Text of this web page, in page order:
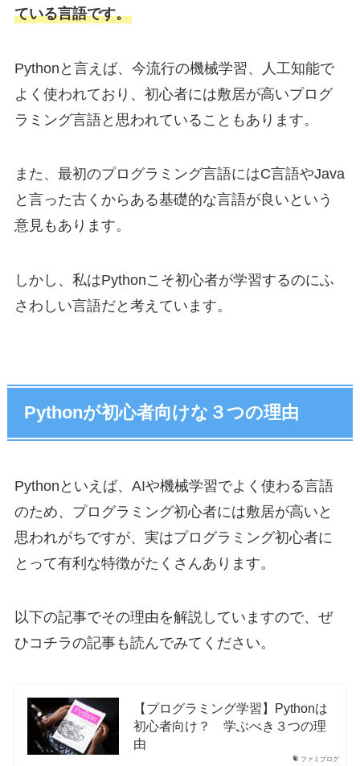
ている言語です。
Pythonと言えば、今流行の機械学習、人工知能で
よく使われており、初心者には敷居が高いプログ
ラミング言語と思われていることもあります。
また、最初のプログラミング言語にはC言語やJava
と言った古くからある基礎的な言語が良いという
意見もあります。
しかし、私はPythonこそ初心者が学習するのにふ
さわしい言語だと考えています。
Pythonが初心者向けな３つの理由
Pythonといえば、AIや機械学習でよく使わる言語
のため、プログラミング初心者には敷居が高いと
思われがちですが、実はプログラミング初心者に
とって有利な特徴がたくさんあります。
以下の記事でその理由を解説していますので、ぜ
ひコチラの記事も読んでみてください。
ファミプログ
【プログラミング学習】Pythonは
初心者向け？ 学ぶべき３つの理
由